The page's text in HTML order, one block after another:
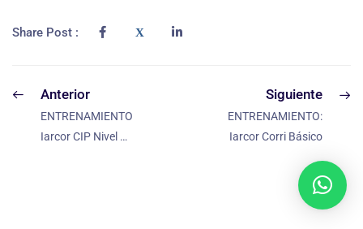
Share Post :
Anterior
ENTRENAMIENTO:
Iarcor CIP Nivel 1
Siguiente
ENTRENAMIENTO:
Iarcor Corri Básico